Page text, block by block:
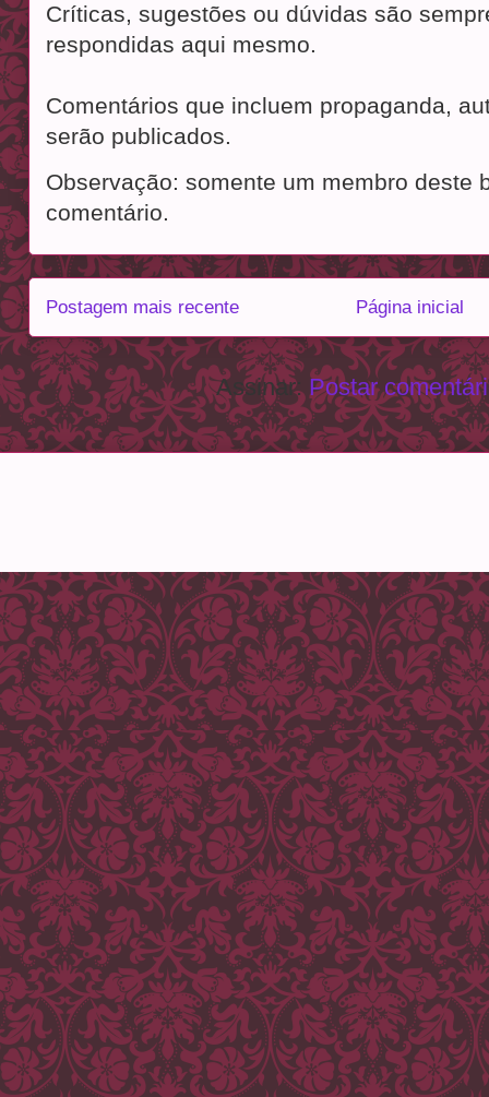
Críticas, sugestões ou dúvidas são
respondidas aqui mesmo.
Comentários que incluem propaganda,
serão publicados.
Observação: somente um membro deste
comentário.
Postagem mais recente Página inicial
Assinar: Postar